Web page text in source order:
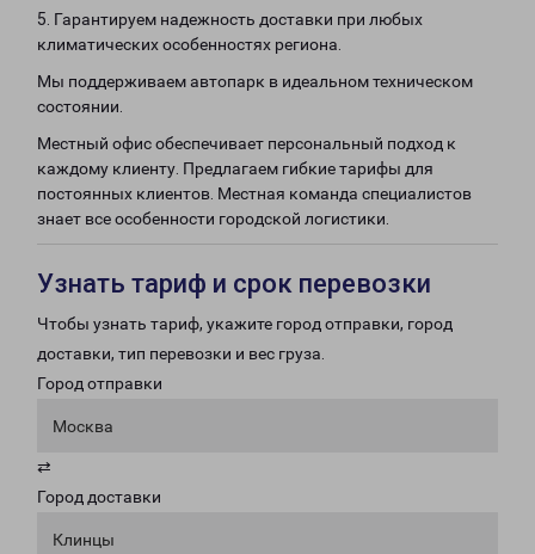
5. Гарантируем надежность доставки при любых
климатических особенностях региона.
Мы поддерживаем автопарк в идеальном техническом
состоянии.
Местный офис обеспечивает персональный подход к
каждому клиенту. Предлагаем гибкие тарифы для
постоянных клиентов. Местная команда специалистов
знает все особенности городской логистики.
Узнать тариф и срок перевозки
Чтобы узнать тариф, укажите город отправки, город
доставки, тип перевозки и вес груза.
Город отправки
Москва
⇄
Город доставки
Клинцы